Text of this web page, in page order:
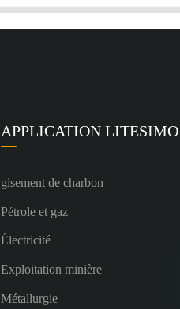
APPLICATION LITESIMO
gisement de charbon
Pétrole et gaz
Électricité
Exploitation minière
Métallurgie